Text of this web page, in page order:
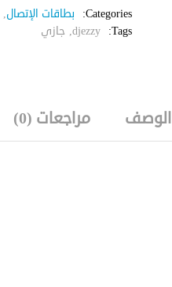
Categories: بطاقات الإتصال,
Tags:
djezzy
, جازي
الوصف مراجعات (0)